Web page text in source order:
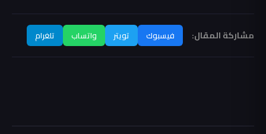
مشاركة المقال: فيسبوك تويتر واتساب تلغرام